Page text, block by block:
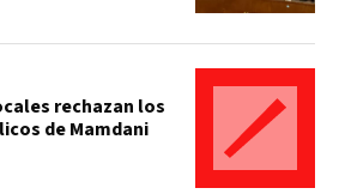
rechazan los
de Mamdani